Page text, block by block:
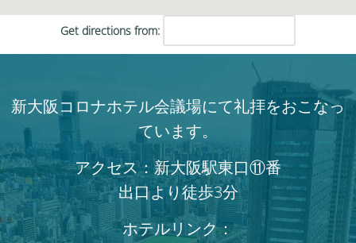
Get directions from:
新大阪コロナホテル会議場にて礼拝をおこなっ
ています。
アクセス：新大阪駅東口⑪番
出口より徒歩3分
ホテルリンク：